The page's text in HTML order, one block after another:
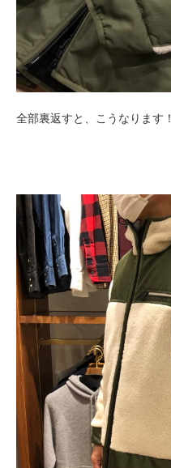
全部裏返すと、こうなります！